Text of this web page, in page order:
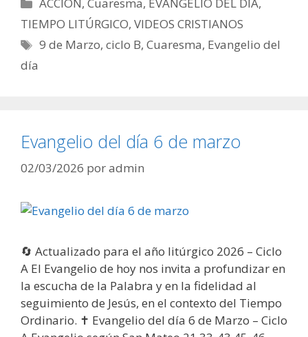
ACCIÓN,Cuaresma, EVANGELIO DEL DÍA,
TIEMPO LITÚRGICO, VIDEOS CRISTIANOS
Etiquetas
9 de Marzo,ciclo B,Cuaresma, Evangelio del
día
Evangelio del día 6 de marzo
02/03/2026 poradmin
🔄 Actualizado para el año litúrgico 2026 – Ciclo
A El Evangelio de hoy nos invita a profundizar en
la escucha de la Palabra y en la fidelidad al
seguimiento de Jesús, en el contexto del Tiempo
Ordinario. ✝️ Evangelio del día 6 de Marzo – Ciclo